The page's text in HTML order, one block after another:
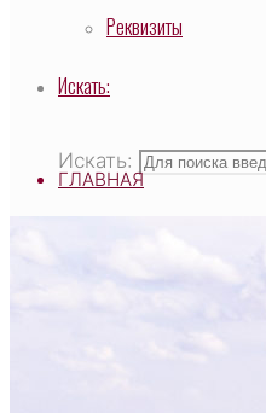
Реквизиты
Искать:
Искать:
ГЛАВНАЯ
О ХРАМЕ